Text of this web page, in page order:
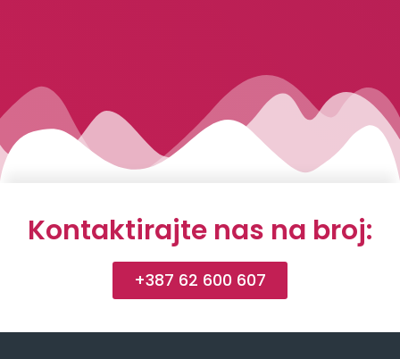
Kontaktirajte nas na broj:
+387 62 600 607